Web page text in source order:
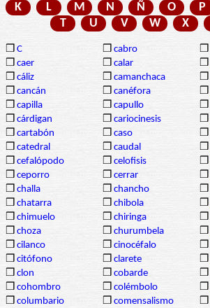
K
L M N Ñ O P
T
U V W X
❒ C ❒ cabro ❒
❒ caer ❒ calar ❒
❒ cáliz ❒ camanchaca ❒
❒ cancán ❒ canéfora ❒
❒ capilla ❒ capullo ❒
❒ cárdigan ❒ cariocinesis ❒
❒ cartabón ❒ caso ❒
❒ catedral ❒ caudal ❒
❒ cefalópodo ❒ celofisis ❒
❒ ceporro ❒ cerrar ❒
❒ challa ❒ chancho ❒
❒ chatarra ❒ chibola ❒
❒ chimuelo ❒ chiringa ❒
❒ choza ❒ churumbela ❒
❒ cilanco ❒ cinocéfalo ❒
❒ citófono ❒ clarete ❒
❒ clon ❒ cobarde ❒
❒ cohombro ❒ colémbolo ❒
❒ columbario ❒ comensalismo ❒